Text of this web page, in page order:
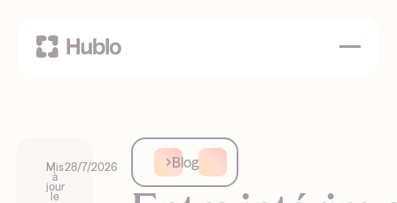
Mis
à
jour
le
28/7/2026 Blog